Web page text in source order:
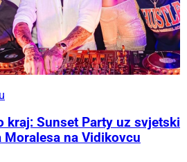
kraj: Sunset Party uz svjetski
Moralesa na Vidikovcu